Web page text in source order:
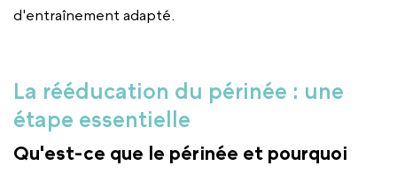
d'entraînement adapté.
La rééducation du périnée : une
étape essentielle
Qu'est-ce que le périnée et pourquoi